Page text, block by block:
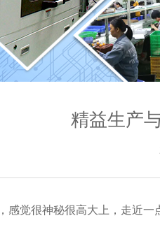
精益生产
感觉很神秘很高大上，走近